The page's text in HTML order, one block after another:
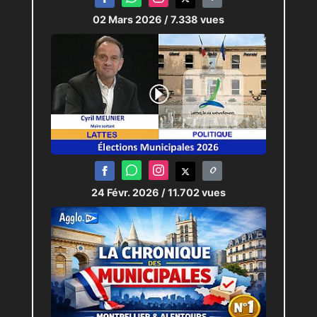
02 Mars 2026 / 7.338 vues
24 Févr. 2026 / 11.702 vues